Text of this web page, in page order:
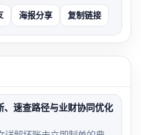
海报分享 复制链接
速查路径与业财协同优化